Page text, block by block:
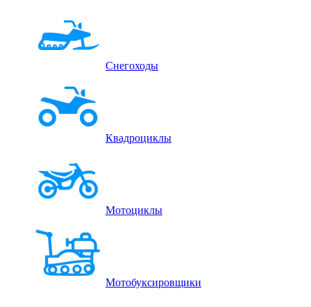
Снегоходы
Квадроциклы
Мотоциклы
Мотобуксировщики